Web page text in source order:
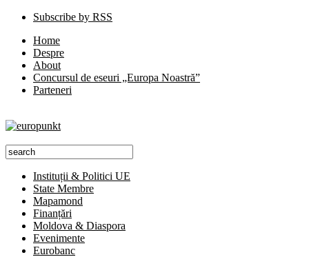
Subscribe by RSS
Home
Despre
About
Concursul de eseuri „Europa Noastră”
Parteneri
Instituții & Politici UE
State Membre
Mapamond
Finanțări
Moldova & Diaspora
Evenimente
Eurobanc